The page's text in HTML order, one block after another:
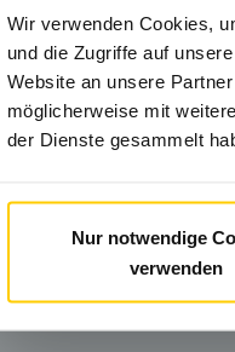
Wir verwenden Cookies,
und die Zugriffe auf
Website an unsere
möglicherweise mit
der Dienste gesammelt
Nur notwendige
verwenden
Sie gelangen zu einer